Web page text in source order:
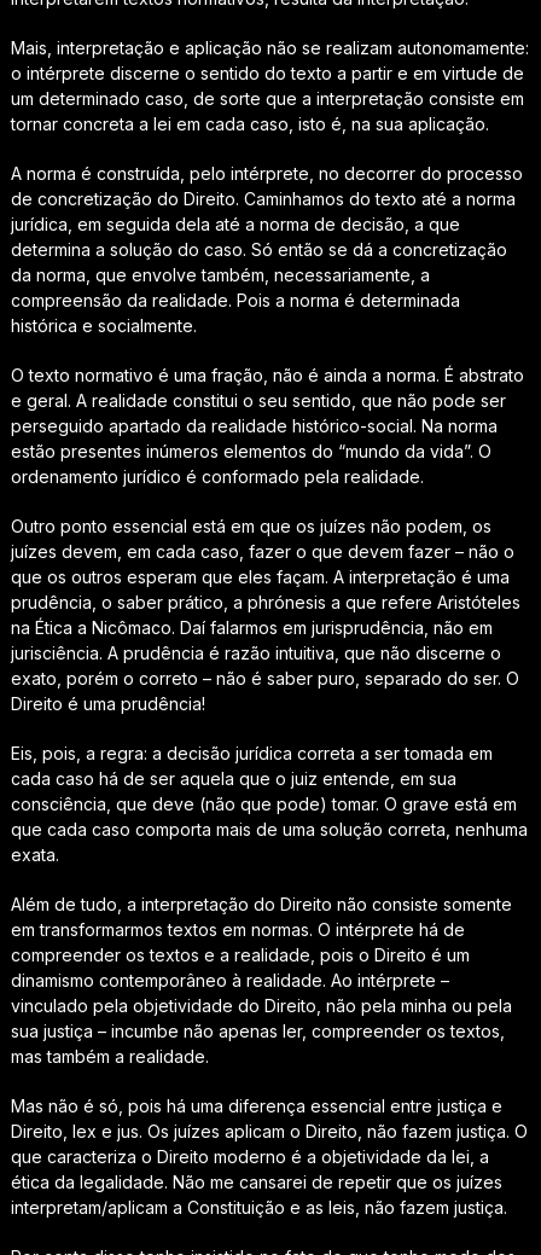
Mais, interpretação e aplicação não se realizam autonomamente:
o intérprete discerne o sentido do texto a partir e em virtude de
um determinado caso, de sorte que a interpretação consiste em
tornar concreta a lei em cada caso, isto é, na sua aplicação.
A norma é construída, pelo intérprete, no decorrer do processo
de concretização do Direito. Caminhamos do texto até a norma
jurídica, em seguida dela até a norma de decisão, a que
determina a solução do caso. Só então se dá a concretização
da norma, que envolve também, necessariamente, a
compreensão da realidade. Pois a norma é determinada
histórica e socialmente.
O texto normativo é uma fração, não é ainda a norma. É abstrato
e geral. A realidade constitui o seu sentido, que não pode ser
perseguido apartado da realidade histórico-social. Na norma
estão presentes inúmeros elementos do “mundo da vida”. O
ordenamento jurídico é conformado pela realidade.
Outro ponto essencial está em que os juízes não podem, os
juízes devem, em cada caso, fazer o que devem fazer – não o
que os outros esperam que eles façam. A interpretação é uma
prudência, o saber prático, a phrónesis a que refere Aristóteles
na Ética a Nicômaco. Daí falarmos em jurisprudência, não em
jurisciência. A prudência é razão intuitiva, que não discerne o
exato, porém o correto – não é saber puro, separado do ser. O
Direito é uma prudência!
Eis, pois, a regra: a decisão jurídica correta a ser tomada em
cada caso há de ser aquela que o juiz entende, em sua
consciência, que deve (não que pode) tomar. O grave está em
que cada caso comporta mais de uma solução correta, nenhuma
exata.
Além de tudo, a interpretação do Direito não consiste somente
em transformarmos textos em normas. O intérprete há de
compreender os textos e a realidade, pois o Direito é um
dinamismo contemporâneo à realidade. Ao intérprete –
vinculado pela objetividade do Direito, não pela minha ou pela
sua justiça – incumbe não apenas ler, compreender os textos,
mas também a realidade.
Mas não é só, pois há uma diferença essencial entre justiça e
Direito, lex e jus. Os juízes aplicam o Direito, não fazem justiça. O
que caracteriza o Direito moderno é a objetividade da lei, a
ética da legalidade. Não me cansarei de repetir que os juízes
interpretam/aplicam a Constituição e as leis, não fazem justiça.